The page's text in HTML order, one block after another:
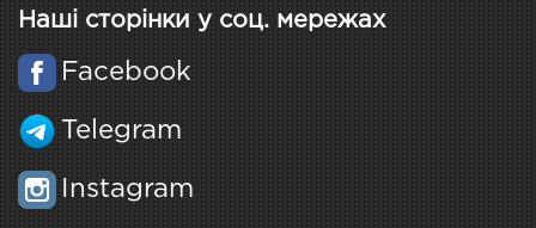
Наші сторінки у соц. мережах
Facebook
Telegram
Instagram